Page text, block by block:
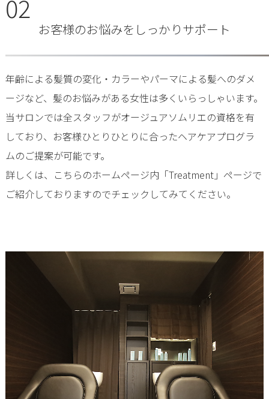
02
お客様のお悩みをしっかりサポート
年齢による髪質の変化・カラーやパーマによる髪へのダメ
ージなど、髪のお悩みがある女性は多くいらっしゃいます。
当サロンでは全スタッフがオージュアソムリエの資格を有
しており、お客様ひとりひとりに合ったヘアケアプログラ
ムのご提案が可能です。
詳しくは、こちらのホームページ内「Treatment」ページで
ご紹介しておりますのでチェックしてみてください。